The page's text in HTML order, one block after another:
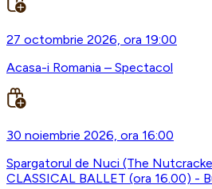
27 octombrie 2026, ora 19:00
Acasa-i Romania – Spectacol
30 noiembrie 2026, ora 16:00
Spargatorul de Nuci (The
CLASSICAL BALLET (ora 16.00) -